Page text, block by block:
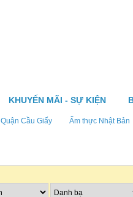
KHUYẾN MÃI - SỰ KIỆN
Quận Cầu Giấy Ẩm thực Nhật Bản